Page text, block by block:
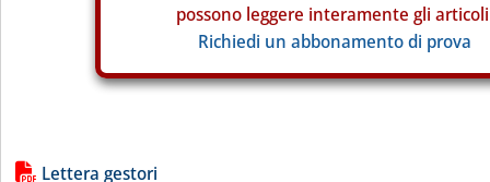
possono leggere interamente gli
Richiedi un abbonamento di prova
Lista allegati PDF alla notizia
Lettera gestori